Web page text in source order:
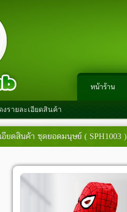
หน้าร้าน
งรายละเอียดสินค้า
อียดสินค้า ชุดยอดมนุษย์ ( SPH1003 )